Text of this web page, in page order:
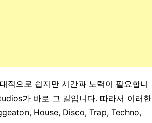
적으로 쉽지만 시간과 노력이 필요합니
가 바로 그 길입니다. 따라서 이러한
House, Disco, Trap, Techno,